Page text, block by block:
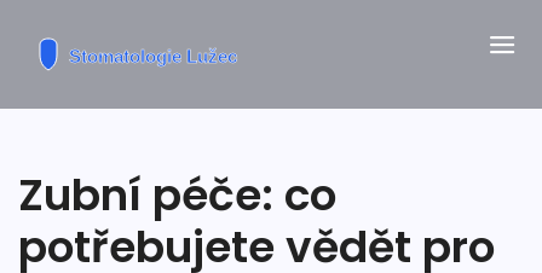
Zubní péče: co
potřebujete vědět pro